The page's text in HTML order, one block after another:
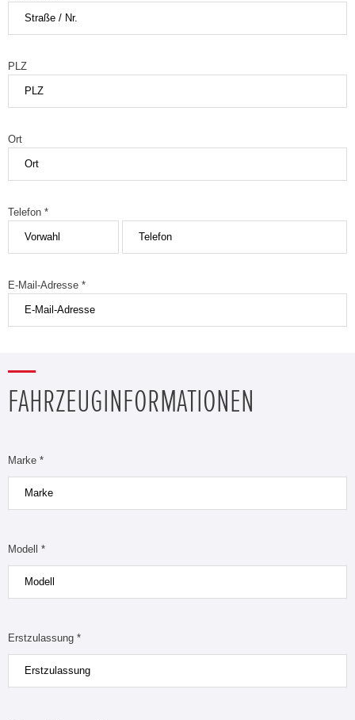
PLZ
Ort
Telefon *
E-Mail-Adresse *
FAHRZEUGINFORMATIONEN
Marke *
Modell *
Erstzulassung *